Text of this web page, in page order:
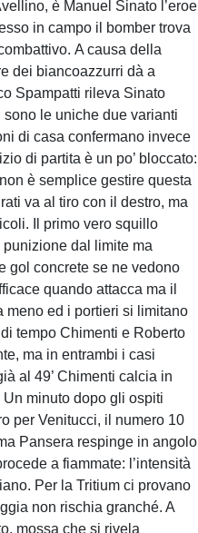
è Manuel Sinato l’eroe
in campo il bomber trova
A causa della
dei biancoazzurri dà a
Spampatti rileva Sinato
le uniche due varianti
di casa confermano invece
di partita è un po’ bloccato:
è semplice gestire questa
va al tiro con il destro, ma
Il primo vero squillo
punizione dal limite ma
gol concrete se ne vedono
quando attacca ma il
meno ed i portieri si limitano
tempo Chimenti e Roberto
ma in entrambi i casi
al 49’ Chimenti calcia in
minuto dopo gli ospiti
per Venitucci, il numero 10
Pansera respinge in angolo
a fiammate: l’intensità
Per la Tritium ci provano
non rischia granché. A
mossa che si rivela